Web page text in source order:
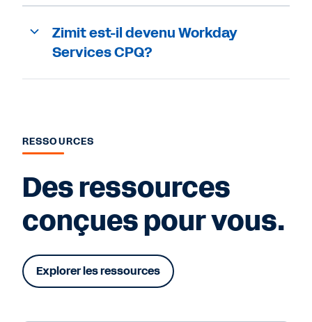
Zimit est-il devenu Workday
Services CPQ?
RESSOURCES
Des ressources
conçues pour vous.
Explorer les ressources